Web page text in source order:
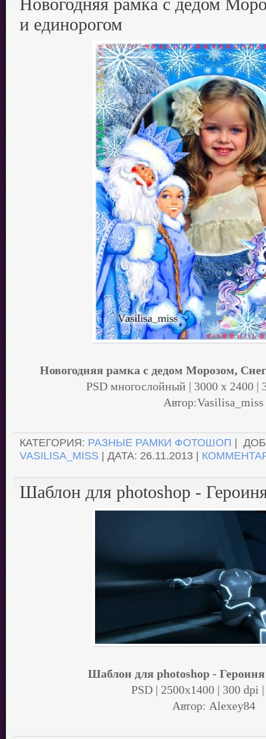
и единорогом
Новогодняя рамка с дедом Морозом,
PSD многослойный | 3000 х 2400 |
Автор:Vasilisa_miss
КАТЕГОРИЯ: РАЗНЫЕ РАМКИ ФОТОШОП |
VASILISA_MISS | ДАТА: 26.11.2013 |
Шаблон для photoshop -
Шаблон для photoshop -
PSD | 2500x1400 | 300 dpi
Автор: Alexey84